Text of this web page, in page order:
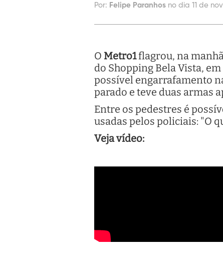
Por: Felipe Paranhos no dia 11 de
O Metro1flagrou, na
do Shopping Bela Vista,
possível engarrafamento
parado e teve duas armas
Entre os pedestres é
usadas pelos policiais: "O
Veja vídeo: